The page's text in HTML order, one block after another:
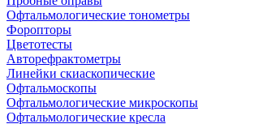
Офтальмологические тонометры
Форопторы
Цветотесты
Авторефрактометры
Линейки скиаскопические
Офтальмоскопы
Офтальмологические микроскопы
Офтальмологические кресла